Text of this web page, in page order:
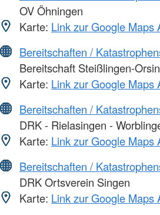
OV Öhningen
Karte: Link zur Google Maps
Bereitschaften /
Bereitschaft Steißlingen-
Karte: Link zur Google Maps
Bereitschaften /
DRK - Rielasingen -
Karte: Link zur Google Maps
Bereitschaften /
DRK Ortsverein Singen
Karte: Link zur Google Maps